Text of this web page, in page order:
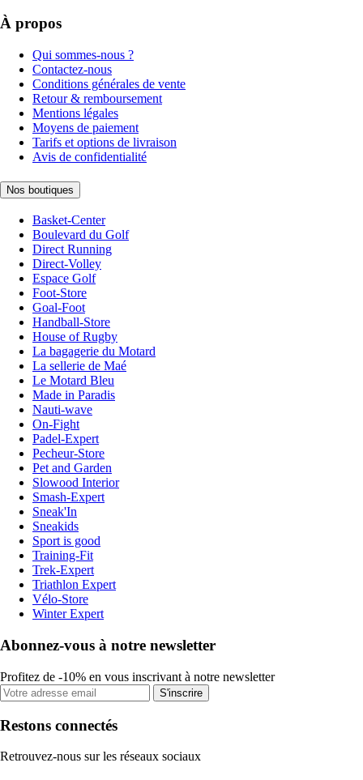
À propos
Qui sommes-nous ?
Contactez-nous
Conditions générales de vente
Retour & remboursement
Mentions légales
Moyens de paiement
Tarifs et options de livraison
Avis de confidentialité
Nos boutiques
Basket-Center
Boulevard du Golf
Direct Running
Direct-Volley
Espace Golf
Foot-Store
Goal-Foot
Handball-Store
House of Rugby
La bagagerie du Motard
La sellerie de Maé
Le Motard Bleu
Made in Paradis
Nauti-wave
On-Fight
Padel-Expert
Pecheur-Store
Pet and Garden
Slowood Interior
Smash-Expert
Sneak'In
Sneakids
Sport is good
Training-Fit
Trek-Expert
Triathlon Expert
Vélo-Store
Winter Expert
Abonnez-vous à notre newsletter
Profitez de -10% en vous inscrivant à notre newsletter
S'inscrire
Restons connectés
Retrouvez-nous sur les réseaux sociaux